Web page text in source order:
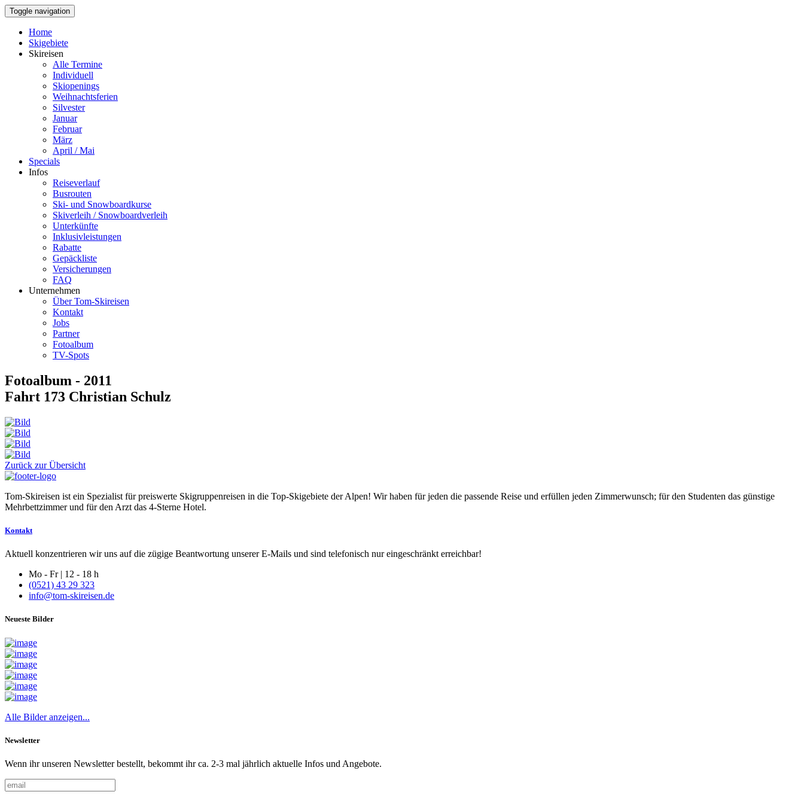
Toggle navigation
Home
Skigebiete
Skireisen
Alle Termine
Individuell
Skiopenings
Weihnachtsferien
Silvester
Januar
Februar
März
April / Mai
Specials
Infos
Reiseverlauf
Busrouten
Ski- und Snowboardkurse
Skiverleih / Snowboardverleih
Unterkünfte
Inklusivleistungen
Rabatte
Gepäckliste
Versicherungen
FAQ
Unternehmen
Über Tom-Skireisen
Kontakt
Jobs
Partner
Fotoalbum
TV-Spots
Fotoalbum - 2011
Fahrt 173 Christian Schulz
Zurück zur Übersicht
Tom-Skireisen ist ein Spezialist für preiswerte Skigruppenreisen in die Top-Skigebiete der Alpen! Wir haben für jeden die passende Reise und erfüllen jeden Zimmerwunsch; für den Studenten das günstige
Mehrbettzimmer und für den Arzt das 4-Sterne Hotel.
Kontakt
Aktuell konzentrieren wir uns auf die zügige Beantwortung unserer E-Mails und sind telefonisch nur eingeschränkt erreichbar!
Mo - Fr | 12 - 18 h
(0521) 43 29 323
info@tom-skireisen.de
Neueste Bilder
Alle Bilder anzeigen...
Newsletter
Wenn ihr unseren Newsletter bestellt, bekommt ihr ca. 2-3 mal jährlich aktuelle Infos und Angebote.